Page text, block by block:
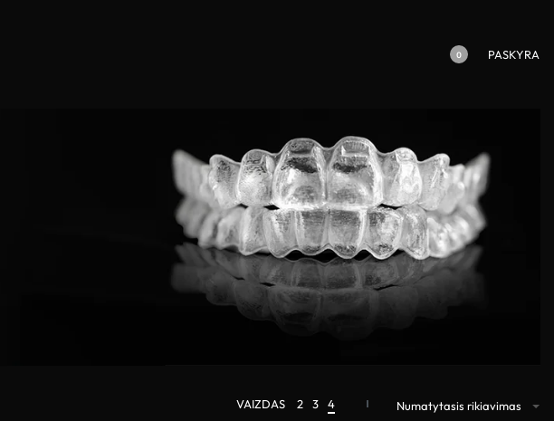
0 PASKYRA
VAIZDAS 2 3 4 Numatytasis rikiavimas